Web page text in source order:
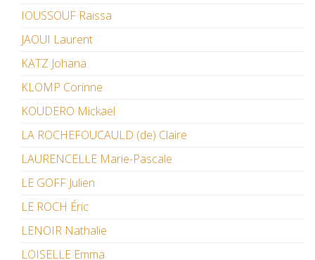
IOUSSOUF Raïssa
JAOUI Laurent
KATZ Johana
KLOMP Corinne
KOUDERO Mickaël
LA ROCHEFOUCAULD (de) Claire
LAURENCELLE Marie-Pascale
LE GOFF Julien
LE ROCH Éric
LENOIR Nathalie
LOISELLE Emma